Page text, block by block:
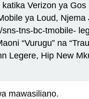
Verizon ya Gos
ya Loud,
tns-bc-tmobile-
“Vurugu” na
Legere, Hip New
mawasiliano.